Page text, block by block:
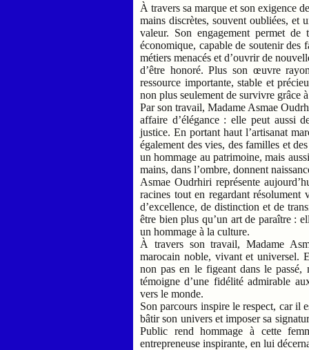
À travers sa marque et son exigence
mains discrètes, souvent oubliées, et
valeur. Son engagement permet
économique, capable de soutenir des
métiers menacés et d’ouvrir de
d’être honoré. Plus son œuvre
ressource importante, stable et
non plus seulement de survivre grâce
Par son travail, Madame Asmae
affaire d’élégance : elle peut aussi
justice. En portant haut l’artisanat
également des vies, des familles et
un hommage au patrimoine, mais
mains, dans l’ombre, donnent
Asmae Oudrhiri représente
racines tout en regardant résolument
d’excellence, de distinction et de
être bien plus qu’un art de paraître :
un hommage à la culture.
À travers son travail, Madame
marocain noble, vivant et universel.
non pas en le figeant dans le
témoigne d’une fidélité admirable
vers le monde.
Son parcours inspire le respect, car il
bâtir son univers et imposer sa
Public rend hommage à cette
entrepreneuse inspirante, en lui